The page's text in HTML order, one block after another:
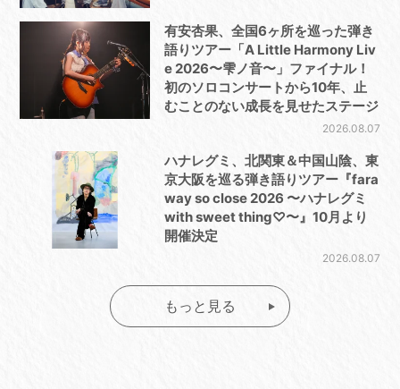
有安杏果、全国6ヶ所を巡った弾き
語りツアー「A Little Harmony Liv
e 2026〜雫ノ音〜」ファイナル！
初のソロコンサートから10年、止
むことのない成長を見せたステージ
2026.08.07
ハナレグミ、北関東＆中国山陰、東
京大阪を巡る弾き語りツアー『fara
way so close 2026 〜ハナレグミ
with sweet thing♡〜』10月より
開催決定
2026.08.07
もっと見る